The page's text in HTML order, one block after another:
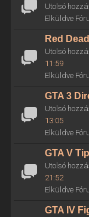
Utolsó
Elküldve
Red
Utolsó
11:59
Elküldve
GTA 3
Utolsó
13:05
Elküldve
GTA V
Utolsó
21:52
Elküldve
GTA IV